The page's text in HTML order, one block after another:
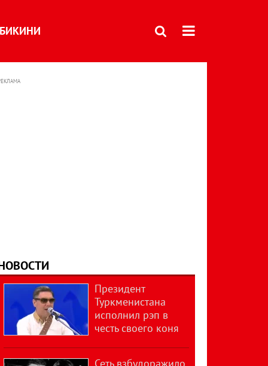
БИКИНИ
Президент
Туркменистана
исполнил рэп в
честь своего коня